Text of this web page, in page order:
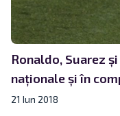
Ronaldo, Suarez
naționale și în
21 Iun 2018